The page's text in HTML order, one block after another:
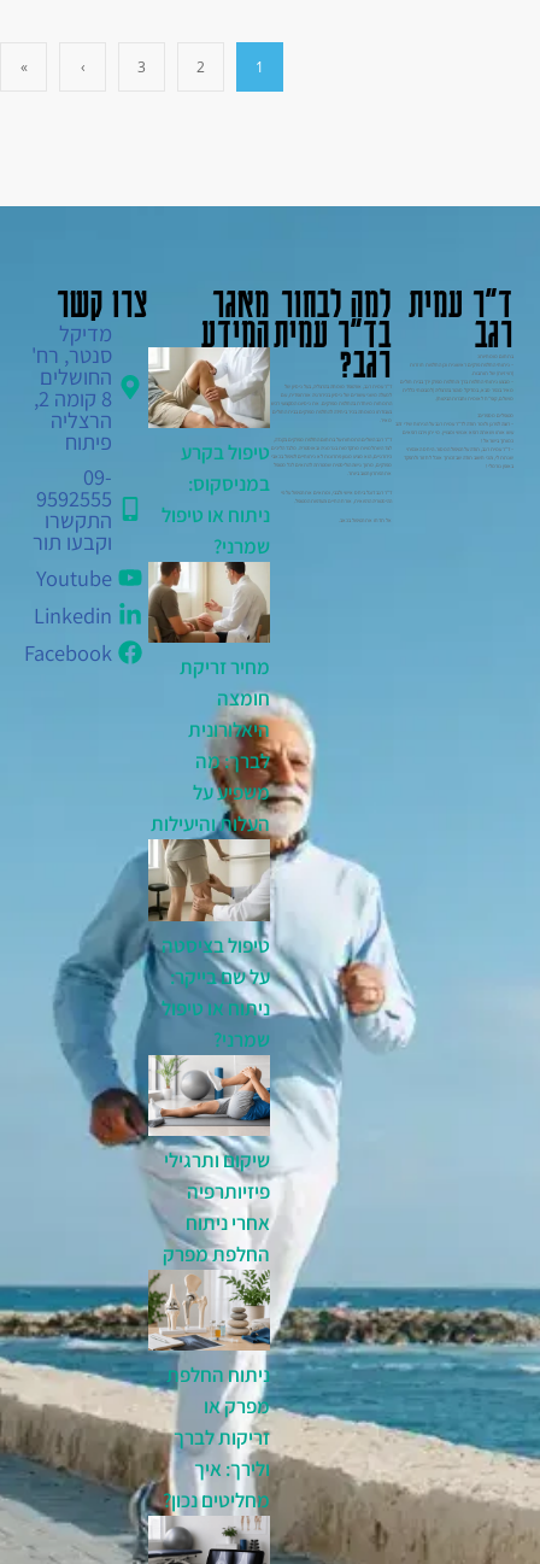
1
2
3
›
»
ד"ר עמית
רגב
בתחום מומחיותו:
– ניתוחי החלפת פרקים ראשונית וכן החלפות חוזרות
(רוויזיות) של תותבות.
– מבצע ניתוחי החלפת ברך והחלפת מפרק ירך בבית חולים
מאיר בכפר סבא, במדיקל סנטר בהרצליה (למבוטחי כללית
מושלם, קופ"ח לאומית וחברות הביטוח).
מטופלים מספרים:
– רוצה לפרגן ולומר תודה לד"ר עמית רגב על הניתוח שידי זהב
עשו אותו ושאתה רופא אנושי ומצויין. מי יתן וירבו רופאים
כמותך בישראל !
– ד"ר עמית רגב, תודה על הטיפול המסור. היחס האכפתי
שנתת לי, והכי חשוב תודה שבזכותך אוכל לחזור ולתפקד
באופן נורמלי !
למה לבחור
בד"ר עמית
רגב?
ד"ר עמית רגב, אורטופד מומחה בהרצליה, בעל ניסיון של
למעלה משני עשורים של ניסיון בכירורגיה אורתופדית, עם
התמחות מיוחדת בהחלפת מפרקים. את ניסיונו המקצועי רכש
בעבודתו כמומחה בכיר ביחידה להחלפת מפרקים בבית החולים
מאיר.
ד"ר רגב השלים התמחות-על בתחום החלפת מפרקים בקנדה,
לצד השתלמויות מתקדמות בגרמניה ובאוסטריה. מלבד הליכים
כירורגיים, הוא מציע מגוון פתרונות לא ניתוחיים לטיפול בכאבי
מפרקים, מתוך גישה הוליסטית שמטרתה להתאים לכל מטופל
את הפתרון הטוב ביותר.
ד"ר רגב דוגל ביחס אישי ולבבי, ומתאים את הטיפול על פי
ההיסטוריה הרפואית, אורח החיים והעדפות המטופל.
אל תדחו את הטיפול בכאב.
מאגר
המידע
טיפול בקרע
במניסקוס:
ניתוח או טיפול
שמרני?
מחיר זריקת
חומצה
היאלורונית
לברך: מה
משפיע על
העלות והיעילות
טיפול בציסטה
על שם בייקר:
ניתוח או טיפול
שמרני?
שיקום ותרגילי
פיזיותרפיה
אחרי ניתוח
החלפת מפרק
ניתוח החלפת
מפרק או
זריקות לברך
ולירך: איך
מחליטים נכון?
צרו קשר
מדיקל
סנטר, רח'
החושלים
8 קומה 2,
הרצליה
פיתוח
09-
9592555
התקשרו
וקבעו תור
Youtube
Linkedin
Facebook